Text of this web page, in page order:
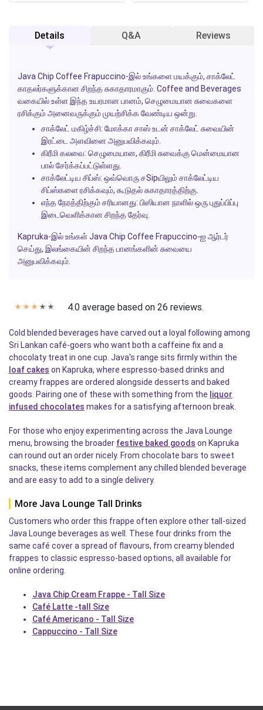
Details Q&A Reviews
Java Chip Coffee Frapuccino-இல் உங்களை மயக்கும், சாக்லேட்
காதலர்களுக்கான சிறந்த சுகாதாரமாகும். Coffee and Beverages
வகையில் உள்ள இந்த உயரமான பானம், செழுமையான சுவைகளை
ரசிக்கும் அனைவருக்கும் முயற்சிக்க வேண்டிய ஒன்று.
சாக்லேட் மகிழ்ச்சி: மோக்கா சாஸ் உடன் சாக்லேட் சுவையின்
இரட்டை அளவினை அனுபவிக்கவும்.
கிரீமி கலவை: செழுமையான, கிரீமி சுவைக்கு மென்மையான
பால் சேர்க்கப்பட்டுள்ளது.
சாக்லேட்டிய சிப்ஸ்: ஒவ்வொரு சSipயிலும் சாக்லேட்டிய
சிப்ஸ்களை ரசிக்கவும், கூடுதல் சுகாதாரத்திற்கு.
எந்த நேரத்திற்கும் சரியானது: பிஸியான நாளில் ஒரு புதுப்பிப்பு
இடைவெளிக்கான சிறந்த தேர்வு.
Kapruka-இல் உங்கள் Java Chip Coffee Frapuccino-ஐ ஆர்டர்
செய்து, இலங்கையின் சிறந்த பானங்களின் சுவையை
அனுபவிக்கவும்.
✭ ✭ ✭ ✭ ✭ 4.0 average based on 26 reviews.
Cold blended beverages have carved out a loyal following among
Sri Lankan café-goers who want both a caffeine fix and a
chocolaty treat in one cup. Java's range sits firmly within the
loaf cakes on Kapruka, where espresso-based drinks and
creamy frappes are ordered alongside desserts and baked
goods. Pairing one of these with something from the liquor
infused chocolates makes for a satisfying afternoon break.
For those who enjoy experimenting across the Java Lounge
menu, browsing the broader festive baked goods on Kapruka
can round out an order nicely. From chocolate bars to sweet
snacks, these items complement any chilled blended beverage
and are easy to add to a single delivery.
More Java Lounge Tall Drinks
Customers who order this frappe often explore other tall-sized
Java Lounge beverages as well. These four drinks from the
same café cover a spread of flavours, from creamy blended
frappes to classic espresso-based options, all available for
online ordering.
Java Chip Cream Frappe - Tall Size
Café Latte -tall Size
Café Americano - Tall Size
Cappuccino - Tall Size